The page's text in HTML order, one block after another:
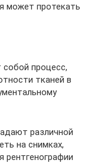
может протекать
процесс,
тканей в
различной
на снимках,
рентгенографии